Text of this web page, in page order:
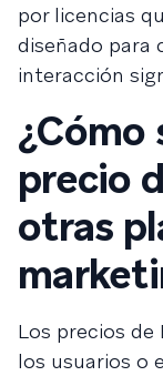
por licencias
diseñado para
interacción
¿Cómo
precio
otras
Los precios de
los usuarios o